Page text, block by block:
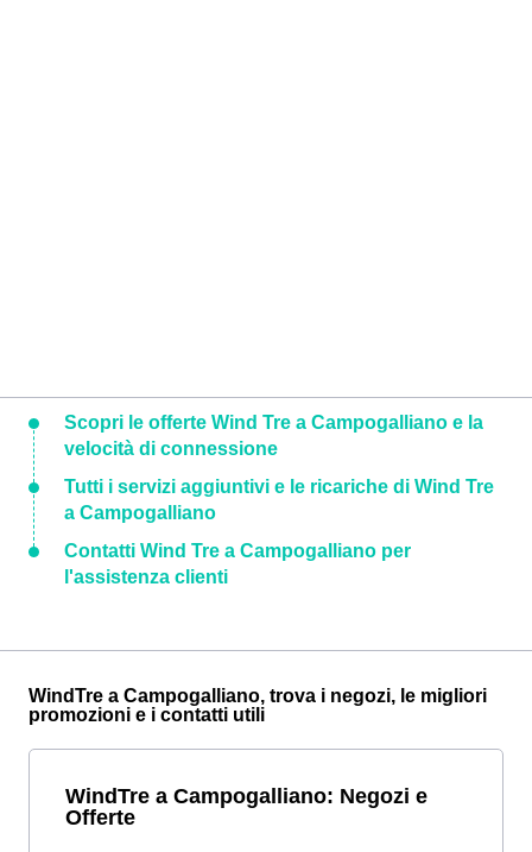
Scopri le offerte Wind Tre a Campogalliano e la
velocità di connessione
Tutti i servizi aggiuntivi e le ricariche di Wind Tre
a Campogalliano
Contatti Wind Tre a Campogalliano per
l'assistenza clienti
WindTre a Campogalliano, trova i negozi, le migliori
promozioni e i contatti utili
WindTre a Campogalliano: Negozi e
Offerte